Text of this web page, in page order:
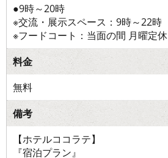
●9時～20時
※交流・展示スペース：9時～22時
※フードコート：当面の間 月曜定休
料金
無料
備考
【ホテルココラテ】
『宿泊プラン』